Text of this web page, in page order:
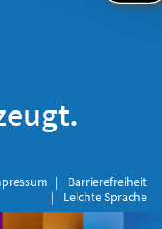
Barrierefreiheit
Leichte Sprache